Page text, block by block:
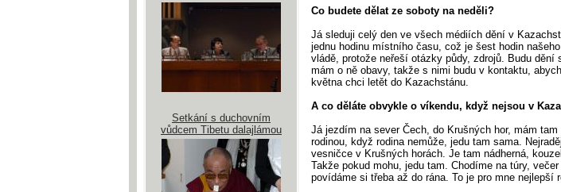
Co budete dělat ze soboty na neděli?
Já sleduji celý den ve všech médiích dění v
jednu hodinu místního času, což je šest hodin
vládě, protože neřeší otázky půdy, zdrojů. Budu
mám o ně obavy, takže s nimi budu v kontaktu,
května chci letět do Kazachstánu.
A co děláte obvykle o víkendu, když nejsou v
Já jezdím na sever Čech, do Krušných hor, mám
rodinou, když rodina nemůže, jedu tam sama.
vesničce v Krušných horách. Je tam nádherná,
Takže pokud mohu, jedu tam. Chodíme na túry,
povídáme si třeba až do rána. To je pro mne nejlepší
Setkání s duchovním
vůdcem Tibetu dalajlámou